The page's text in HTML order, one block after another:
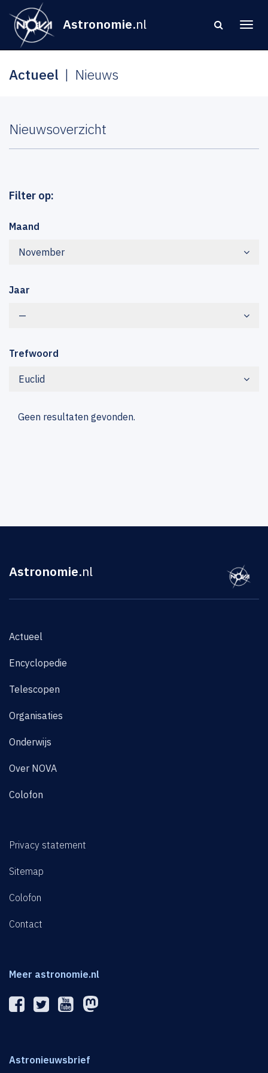
Astronomie.nl
Actueel Nieuws
Nieuwsoverzicht
Filter op:
Maand
November
Jaar
—
Trefwoord
Euclid
Geen resultaten gevonden.
Astronomie.nl
Actueel
Encyclopedie
Telescopen
Organisaties
Onderwijs
Over NOVA
Colofon
Privacy statement
Sitemap
Colofon
Contact
Meer astronomie.nl
Astronieuwsbrief